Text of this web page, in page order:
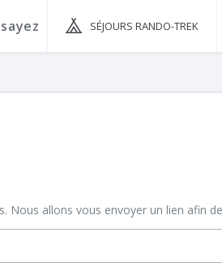
SÉJOURS RANDO-TREK
Nous allons vous envoyer un lien afin